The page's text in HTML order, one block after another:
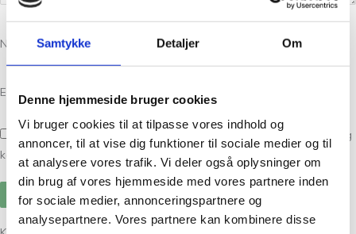
Samtykke Detaljer Om
Denne hjemmeside bruger cookies
Vi bruger cookies til at tilpasse vores indhold og
annoncer, til at vise dig funktioner til sociale medier og til
at analysere vores trafik. Vi deler også oplysninger om
din brug af vores hjemmeside med vores partnere inden
for sociale medier, annonceringspartnere og
analysepartnere. Vores partnere kan kombinere disse
Navn
E-mail
Gem mit navn, mail og websted i denne browser til næste gang jeg
kommenterer.